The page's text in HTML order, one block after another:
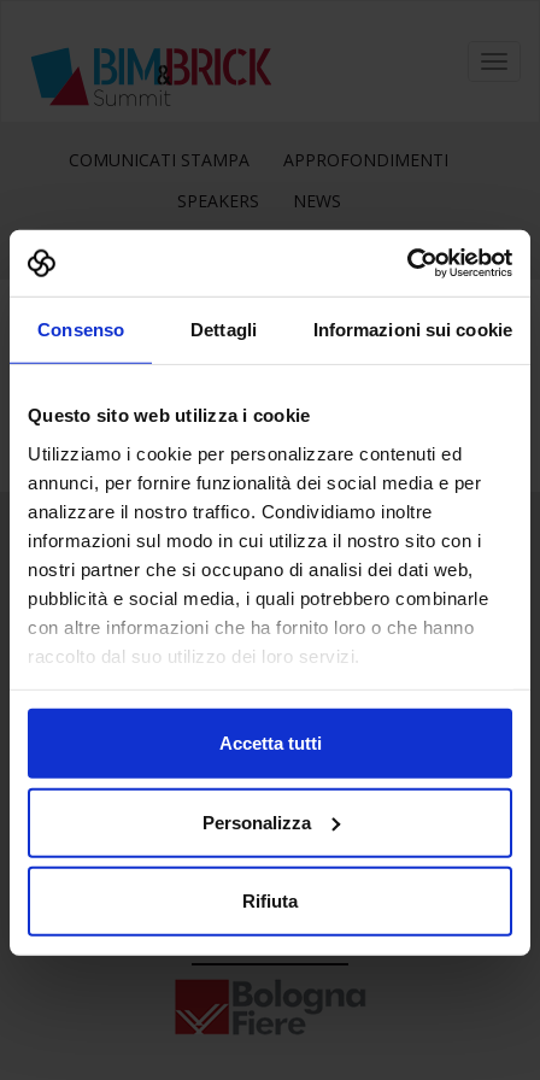
Consenso Dettagli Informazioni sui cookie
Questo sito web utilizza i cookie
Utilizziamo i cookie per personalizzare contenuti ed
annunci, per fornire funzionalità dei social media e per
analizzare il nostro traffico. Condividiamo inoltre
informazioni sul modo in cui utilizza il nostro sito con i
nostri partner che si occupano di analisi dei dati web,
pubblicità e social media, i quali potrebbero combinarle
con altre informazioni che ha fornito loro o che hanno
raccolto dal suo utilizzo dei loro servizi.
Accetta tutti
Personalizza
Rifiuta
COMUNICATI STAMPA
APPROFONDIMENTI
SPEAKERS
NEWS
Senaf srl
+ 39 02.332039460
Progetto e direzione